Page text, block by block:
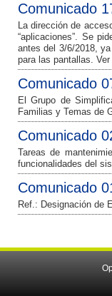
Comunicado
La dirección de
“aplicaciones”. Se
antes del 3/6/2018,
para las pantallas.
Comunicado
El Grupo de
Familias y Temas de
Comunicado
Tareas de
funcionalidades del
Comunicado
Ref.: Designación de